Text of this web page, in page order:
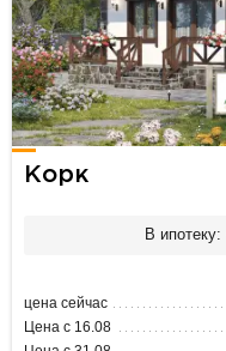
Корк
В ипотеку:
цена сейчас
Цена с 16.08